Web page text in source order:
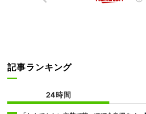
記事ランキング
24時間